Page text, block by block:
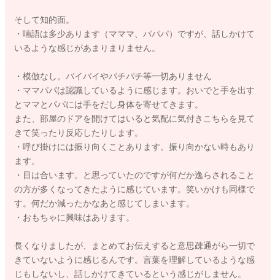
そして知的面。
・喃語は多少あります（マママ、パパパ）ですが、話しかけて
いるような感じがあまりまりません。
・模倣なし。バイバイやパチパチ等一切ありません
・ママパパは認識しているように感じます。おいでと手を出す
とママとパパには手をだし身体を寄せてきます。
また、部屋のドアを開けてはいると気配に気付きこちらを見て
きて笑ったり反応したりします。
・呼び掛けには振り向くことあります。振り向かない時もあり
ます。
・目は合います。と思っていたのですが何だか逸らされること
の方が多くなってきたように感じています。笑いかけも同様で
す。何だか減ったかなあと感じてしまいます。
・おもちゃに興味はあります。
長くなりましたが、まとめてお伝えすると意思疎通がら一切で
きていないように感じるんです。言葉を理解しているような感
じもしないし、話しかけてきているという感じがしません。